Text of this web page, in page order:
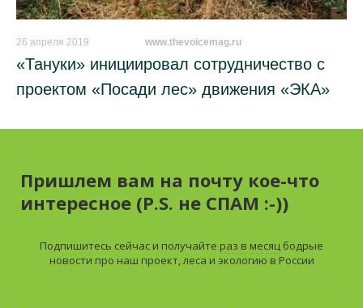
26 апреля 2019 www.thevoicemag.ru
«Тануки» инициировал сотрудничество с
проектом «Посади лес» движения «ЭКА»
Пришлем вам на почту кое-что
интересное (P.S. не СПАМ :-))
Подпишитесь сейчас и получайте раз в месяц бодрые
новости про наш проект, леса и экологию в России